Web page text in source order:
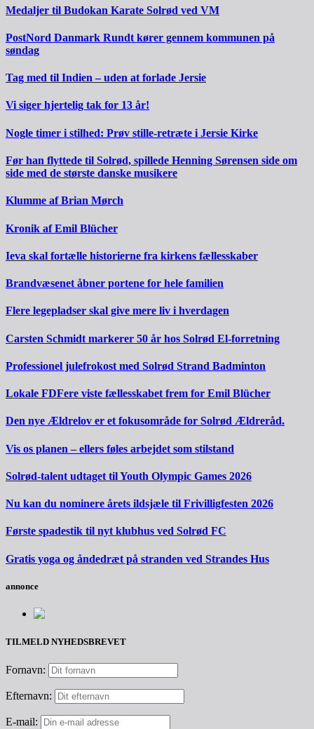
Medaljer til Budokan Karate Solrød ved VM
PostNord Danmark Rundt kører gennem kommunen på
søndag
Tag med til Indien – uden at forlade Jersie
Vi siger hjertelig tak for 13 år!
Nogle timer i stilhed: Prøv stille-retræte i Jersie Kirke
Før han flyttede til Solrød, spillede Henning Sørensen side om
side med de største danske musikere
Klumme af Brian Mørch
Kronik af Emil Blücher
Ieva skal fortælle historierne fra kirkens fællesskaber
Brandvæsenet åbner portene for hele familien
Flere legepladser skal give mere liv i hverdagen
Carsten Schmidt markerer 50 år hos Solrød El-forretning
Professionel julefrokost med Solrød Strand Badminton
Lokale FDFere viste fællesskabet frem for Emil Blücher
Den nye Ældrelov er et fokusområde for Solrød Ældreråd.
Vis os planen – ellers føles arbejdet som stilstand
Solrød-talent udtaget til Youth Olympic Games 2026
Nu kan du nominere årets ildsjæle til Frivilligfesten 2026
Første spadestik til nyt klubhus ved Solrød FC
Gratis yoga og åndedræt på stranden ved Strandes Hus
annonce
TILMELD NYHEDSBREVET
Fornavn:
Efternavn:
E-mail: